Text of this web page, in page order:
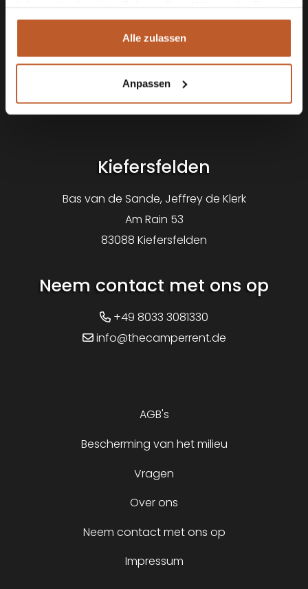
gesammelt haben.
Alle zulassen
Anpassen
Kiefersfelden
Bas van de Sande, Jeffrey de Klerk
Am Rain 53
83088 Kiefersfelden
Neem contact met ons op
+49 8033 3081330
info@thecamperrent.de
AGB's
Bescherming van het milieu
Vragen
Over ons
Neem contact met ons op
Impressum